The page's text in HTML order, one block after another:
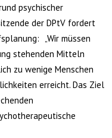
psychischer
der DPtV fordert
„Wir müssen
stehenden Mitteln
zu wenige Menschen
erreicht. Das Ziel